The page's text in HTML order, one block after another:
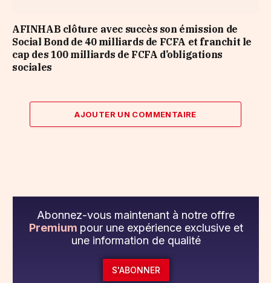
AFINHAB clôture avec succès son émission de
Social Bond de 40 milliards de FCFA et franchit le
cap des 100 milliards de FCFA d’obligations
sociales
AJOUTER UN COMMENTAIRE
Abonnez-vous maintenant à notre offre
Premium pour une expérience exclusive et
une information de qualité
S'ABONNER